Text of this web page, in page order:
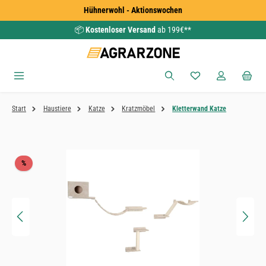
Zum Hauptinhalt springenHühnerwohl - Aktionswochen
📦Kostenloser Versand ab 199€**
Du hast 0
Start Haustiere Katze Kratzmöbel Kletterwand Katze
Bildergalerie überspringen
%Rabatt